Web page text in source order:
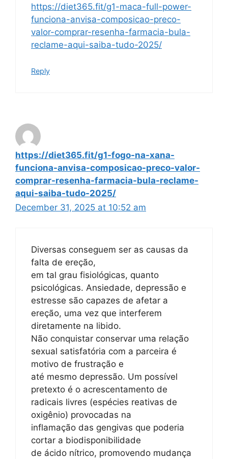
https://diet365.fit/g1-maca-full-power-
funciona-anvisa-composicao-preco-
valor-comprar-resenha-farmacia-bula-
reclame-aqui-saiba-tudo-2025/
Reply
https://diet365.fit/g1-fogo-na-xana-
funciona-anvisa-composicao-preco-valor-
comprar-resenha-farmacia-bula-reclame-
aqui-saiba-tudo-2025/
December 31, 2025 at 10:52 am
Diversas conseguem ser as causas da
falta de ereção,
em tal grau fisiológicas, quanto
psicológicas. Ansiedade, depressão e
estresse são capazes de afetar a
ereção, uma vez que interferem
diretamente na libido.
Não conquistar conservar uma relação
sexual satisfatória com a parceira é
motivo de frustração e
até mesmo depressão. Um possível
pretexto é o acrescentamento de
radicais livres (espécies reativas de
oxigênio) provocadas na
inflamação das gengivas que poderia
cortar a biodisponibilidade
de ácido nítrico, promovendo mudança